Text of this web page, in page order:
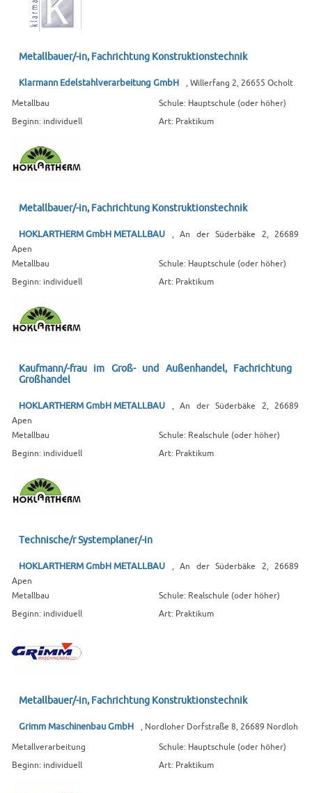
Metallbauer/-in, Fachrichtung Konstruktionstechnik
Klarmann Edelstahlverarbeitung GmbH , Willerfang 2, 26655 Ocholt
Metallbau
Schule: Hauptschule (oder höher)
Beginn: individuell
Art: Praktikum
Metallbauer/-in, Fachrichtung Konstruktionstechnik
HOKLARTHERM GmbH METALLBAU
, An der Süderbäke 2, 26689
Apen
Metallbau
Schule: Hauptschule (oder höher)
Beginn: individuell
Art: Praktikum
Kaufmann/-frau im Groß- und Außenhandel, Fachrichtung
Großhandel
HOKLARTHERM GmbH METALLBAU
, An der Süderbäke 2, 26689
Apen
Metallbau
Schule: Realschule (oder höher)
Beginn: individuell
Art: Praktikum
Technische/r Systemplaner/-in
HOKLARTHERM GmbH METALLBAU
, An der Süderbäke 2, 26689
Apen
Metallbau
Schule: Realschule (oder höher)
Beginn: individuell
Art: Praktikum
Metallbauer/-in, Fachrichtung Konstruktionstechnik
Grimm Maschinenbau GmbH , Nordloher Dorfstraße 8, 26689 Nordloh
Metallverarbeitung
Schule: Hauptschule (oder höher)
Beginn: individuell
Art: Praktikum